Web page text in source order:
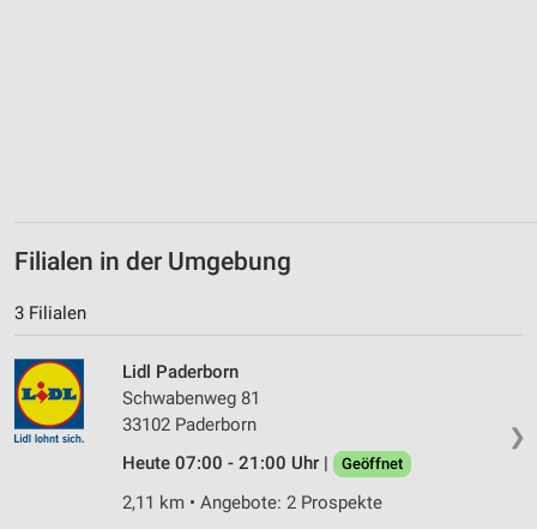
Filialen in der Umgebung
3 Filialen
❯
Lidl Paderborn
Schwabenweg 81
33102 Paderborn
Heute 07:00 - 21:00 Uhr |
Geöffnet
2,11 km • Angebote: 2 Prospekte
Werbung